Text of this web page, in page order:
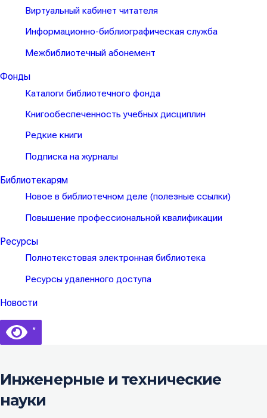
Виртуальный кабинет читателя
Информационно-библиографическая служба
Межбиблиотечный абонемент
Фонды
Каталоги библиотечного фонда
Книгообеспеченность учебных дисциплин
Редкие книги
Подписка на журналы
Библиотекарям
Новое в библиотечном деле (полезные ссылки)
Повышение профессиональной квалификации
Ресурсы
Полнотекстовая электронная библиотека
Ресурсы удаленного доступа
Новости
’’
Инженерные и технические
науки